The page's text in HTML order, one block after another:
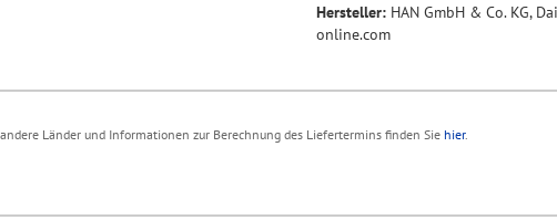
Hersteller: HAN GmbH & Co. KG,
online.com
Länder und Informationen zur Berechnung des Liefertermins finden Sie hier.